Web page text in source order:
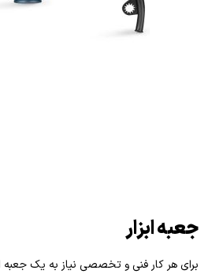
جعبه ابزار
برای هر کار فنی و تخصصی نیاز به یک جعبه